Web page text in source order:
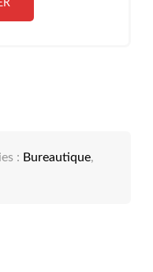
: Bureautique,